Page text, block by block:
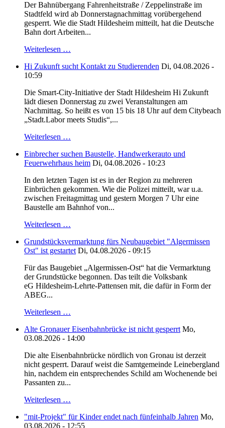
Der Bahnübergang Fahrenheitstraße / Zeppelinstraße im
Stadtfeld wird ab Donnerstagnachmittag vorübergehend
gesperrt. Wie die Stadt Hildesheim mitteilt, hat die Deutsche
Bahn dort Arbeiten...
Weiterlesen …
Hi Zukunft sucht Kontakt zu Studierenden Di, 04.08.2026 -
10:59
Die Smart-City-Initiative der Stadt Hildesheim Hi Zukunft
lädt diesen Donnerstag zu zwei Veranstaltungen am
Nachmittag. So heißt es von 15 bis 18 Uhr auf dem Citybeach
„Stadt.Labor meets Studis“,...
Weiterlesen …
Einbrecher suchen Baustelle, Handwerkerauto und
Feuerwehrhaus heim Di, 04.08.2026 - 10:23
In den letzten Tagen ist es in der Region zu mehreren
Einbrüchen gekommen. Wie die Polizei mitteilt, war u.a.
zwischen Freitagmittag und gestern Morgen 7 Uhr eine
Baustelle am Bahnhof von...
Weiterlesen …
Grundstücksvermarktung fürs Neubaugebiet "Algermissen
Ost" ist gestartet Di, 04.08.2026 - 09:15
Für das Baugebiet „Algermissen-Ost“ hat die Vermarktung
der Grundstücke begonnen. Das teilt die Volksbank
eG Hildesheim-Lehrte-Pattensen mit, die dafür in Form der
ABEG...
Weiterlesen …
Alte Gronauer Eisenbahnbrücke ist nicht gesperrt Mo,
03.08.2026 - 14:00
Die alte Eisenbahnbrücke nördlich von Gronau ist derzeit
nicht gesperrt. Darauf weist die Samtgemeinde Leinebergland
hin, nachdem ein entsprechendes Schild am Wochenende bei
Passanten zu...
Weiterlesen …
"mit-Projekt" für Kinder endet nach fünfeinhalb Jahren Mo,
03.08.2026 - 12:55